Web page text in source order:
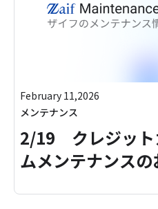
February 11,2026
メンテナンス
2/19 クレジット
ムメンテナンスの